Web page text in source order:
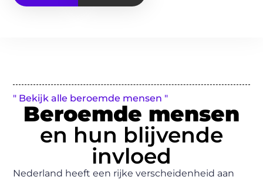
" Bekijk alle beroemde mensen "
Beroemde mensen
en hun blijvende
invloed
Nederland heeft een rijke verscheidenheid aan